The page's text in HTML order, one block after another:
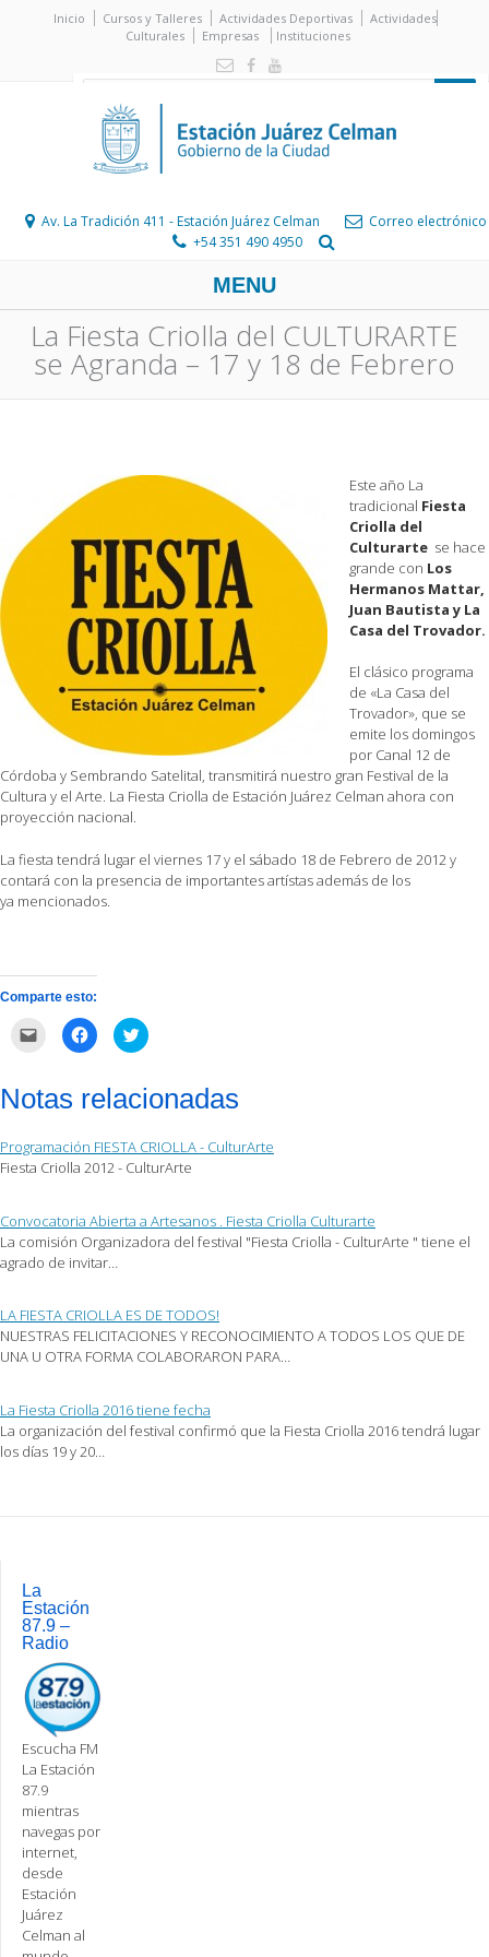
Inicio Cursos y Talleres Actividades Deportivas
Actividades
Culturales
Empresas Instituciones
Av. La Tradición 411 - Estación Juárez Celman
Correo electrónico
+54 351 490 4950
MENU
La Fiesta Criolla del CULTURARTE
se Agranda – 17 y 18 de Febrero
Este año La
tradicional Fiesta
Criolla del
Culturartese hace
grande con Los
Hermanos Mattar,
Juan Bautista y La
Casa del Trovador.
El clásico programa
de «La Casa del
Trovador», que se
emite los domingos
por Canal 12 de
Córdoba y Sembrando Satelital, transmitirá nuestro gran Festival de la
Cultura y el Arte. La Fiesta Criolla de Estación Juárez Celman ahora con
proyección nacional.
La fiesta tendrá lugar el viernes 17 y el sábado 18 de Febrero de 2012 y
contará con la presencia de importantes artístas además de los
ya mencionados.
Comparte esto:
correo
electrónico
amigo
(Se
abre
ventana
nueva)
Haz
clic
Facebook
(Se
una
ventana
nueva)
Haz
clic
en
Twitter
(Se
una
ventana
nueva)
Notas relacionadas
Programación FIESTA CRIOLLA - CulturArte
Fiesta Criolla 2012 - CulturArte
Convocatoria Abierta a Artesanos . Fiesta Criolla Culturarte
La comisión Organizadora del festival "Fiesta Criolla - CulturArte " tiene el
agrado de invitar…
LA FIESTA CRIOLLA ES DE TODOS!
NUESTRAS FELICITACIONES Y RECONOCIMIENTO A TODOS LOS QUE DE
UNA U OTRA FORMA COLABORARON PARA…
La Fiesta Criolla 2016 tiene fecha
La organización del festival confirmó que la Fiesta Criolla 2016 tendrá lugar
los días 19 y 20…
navigation
La
Estación
87.9 –
Radio
Escucha FM
La Estación
87.9
mientras
navegas por
internet,
desde
Estación
Juárez
Celman al